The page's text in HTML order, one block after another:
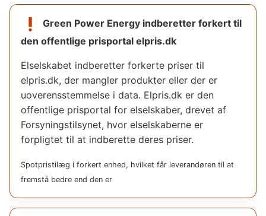
priority_high Green Power Energy indberetter forkert til
den offentlige prisportal elpris.dk
Elselskabet indberetter forkerte priser til
elpris.dk, der mangler produkter eller der er
uoverensstemmelse i data. Elpris.dk er den
offentlige prisportal for elselskaber, drevet af
Forsyningstilsynet, hvor elselskaberne er
forpligtet til at indberette deres priser.
Spotpristilæg i forkert enhed, hvilket får leverandøren til at
fremstå bedre end den er